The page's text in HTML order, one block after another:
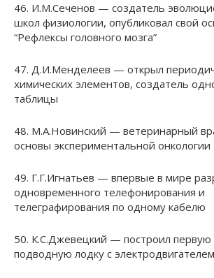
46. И.М.Сеченов — создатель
школ физиологии, опубликовал свой
“Рефлексы головного мозга”
47. Д.И.Менделеев — открыл
химических элементов, создатель
таблицы
48. М.А.Новинский — ветеринарный
основы экспериментальной онкологии
49. Г.Г.Игнатьев — впервые в мире
одновременного телефонирования и
телеграфирования по одному кабелю
50. К.С.Джевецкий — построил первую
подводную лодку с электродвигателем